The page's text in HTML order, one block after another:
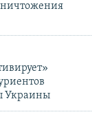
Украины